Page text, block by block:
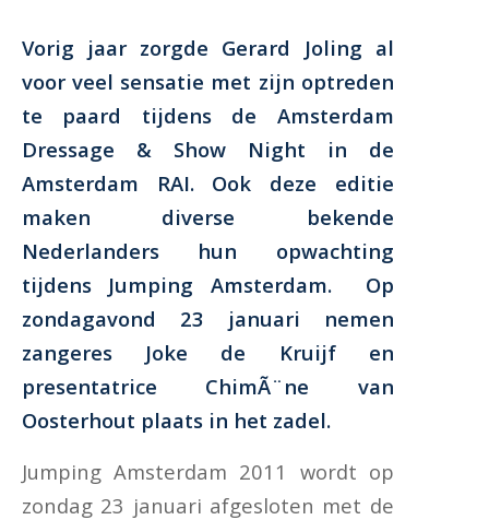
Vorig jaar zorgde Gerard Joling al
voor veel sensatie met zijn optreden
te paard tijdens de Amsterdam
Dressage & Show Night in de
Amsterdam RAI. Ook deze editie
maken diverse bekende
Nederlanders hun opwachting
tijdens Jumping Amsterdam. Op
zondagavond 23 januari nemen
zangeres Joke de Kruijf en
presentatrice ChimÃ¨ne van
Oosterhout plaats in het zadel.
Jumping Amsterdam 2011 wordt op
zondag 23 januari afgesloten met de